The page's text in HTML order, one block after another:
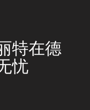
特在德
忧